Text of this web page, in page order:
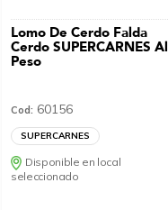
Lomo De Cerdo Falda
Cerdo SUPERCARNES Al
Peso
Cod: 60156
SUPERCARNES
Disponible en local
seleccionado